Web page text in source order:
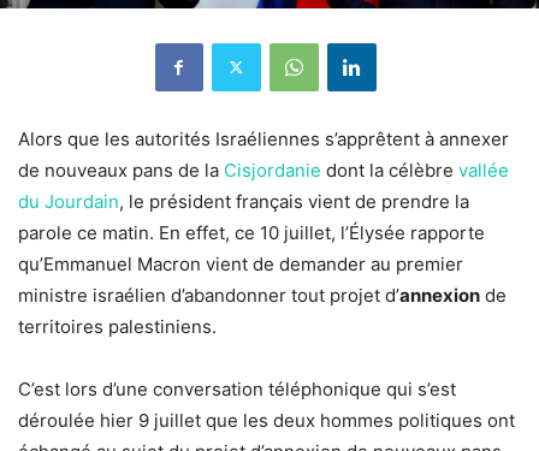
Alors que les autorités Israéliennes s’apprêtent à annexer
de nouveaux pans de la Cisjordanie dont la célèbre vallée
du Jourdain, le président français vient de prendre la
parole ce matin. En effet, ce 10 juillet, l’Élysée rapporte
qu’Emmanuel Macron vient de demander au premier
ministre israélien d’abandonner tout projet d’annexion de
territoires palestiniens.
C’est lors d’une conversation téléphonique qui s’est
déroulée hier 9 juillet que les deux hommes politiques ont